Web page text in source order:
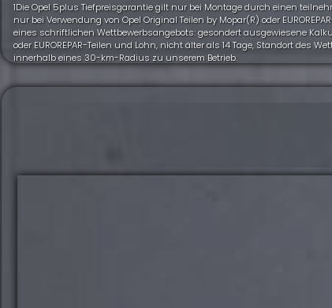
1Die Opel 5plus Tiefpreisgarantie gilt nur bei Montage durch einen
nur bei Verwendung von Opel Original Teilen by Mopar(R) oder
eines schriftlichen Wettbewerbsangebots: gesondert ausgewiesene
oder EUROREPAR-Teilen und Lohn, nicht älter als 14 Tage, Standort des
innerhalb eines 30-km-Radius zu unserem Betrieb.